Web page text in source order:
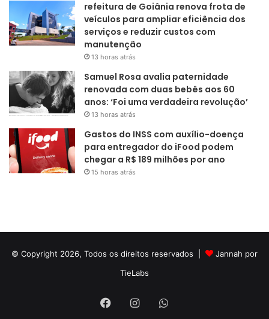
refeitura de Goiânia renova frota de
veículos para ampliar eficiência dos
serviços e reduzir custos com
manutenção
13 horas atrás
Samuel Rosa avalia paternidade
renovada com duas bebês aos 60
anos: ‘Foi uma verdadeira revolução’
13 horas atrás
Gastos do INSS com auxílio-doença
para entregador do iFood podem
chegar a R$ 189 milhões por ano
15 horas atrás
© Copyright 2026, Todos os direitos reservados |
Jannah por
TieLabs
FacebookInstagramWhatsApp